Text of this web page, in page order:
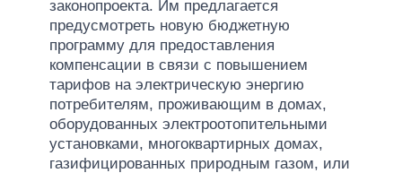
законопроекта. Им предлагается
предусмотреть новую бюджетную
программу для предоставления
компенсации в связи с повышением
тарифов на электрическую энергию
потребителям, проживающим в домах,
оборудованных электроотопительными
установками, многоквартирных домах,
газифицированных природным газом, или